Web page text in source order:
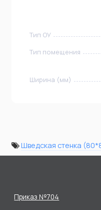
Тип ОУ
Тип помещения
Ширина (мм)
Шведская стенка
Приказ №704